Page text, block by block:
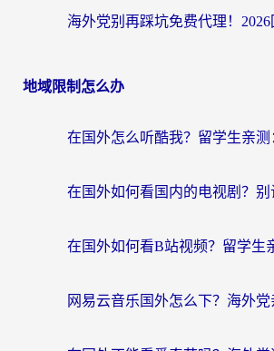
地域限制怎么办